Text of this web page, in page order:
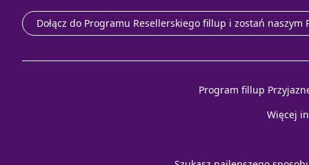
Dołącz do Programu Resellerskiego fillup i zostań naszym
Program fillup
Więcej